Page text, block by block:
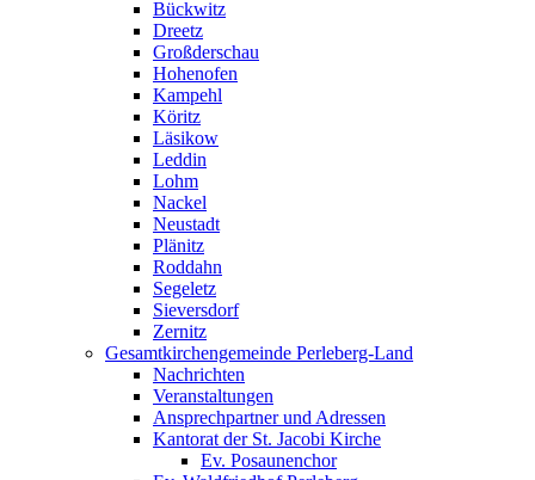
Bückwitz
Dreetz
Großderschau
Hohenofen
Kampehl
Köritz
Läsikow
Leddin
Lohm
Nackel
Neustadt
Plänitz
Roddahn
Segeletz
Sieversdorf
Zernitz
Gesamtkirchengemeinde Perleberg-Land
Nachrichten
Veranstaltungen
Ansprechpartner und Adressen
Kantorat der St. Jacobi Kirche
Ev. Posaunenchor